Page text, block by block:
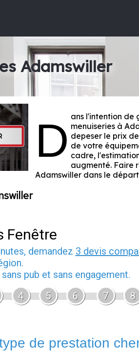
Adamswiller
D ans l'intention de
menuiseries à
depeser le prix
de votre
cadre,
augmenté. Faire
Adamswiller dans le
Fenêtre
demandez 3 devis
pub et sans engagement.
4 5 6 7 8
de prestation